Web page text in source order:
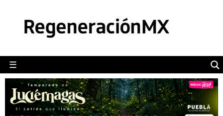
☰
POLÍTICA
CAMALEÓN
OPINIÓN